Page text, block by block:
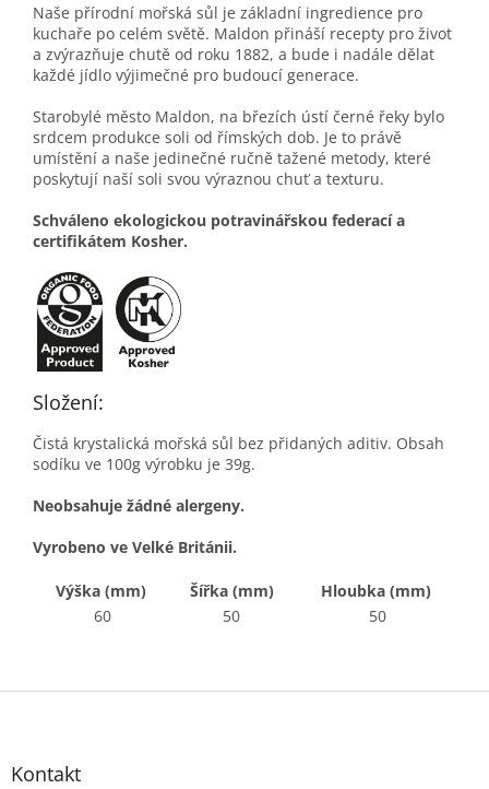
Naše přírodní mořská sůl je základní ingredience pro
kuchaře po celém světě. Maldon přináší recepty pro život
a zvýrazňuje chutě od roku 1882, a bude i nadále dělat
každé jídlo výjimečné pro budoucí generace.
Starobylé město Maldon, na březích ústí černé řeky bylo
srdcem produkce soli od římských dob. Je to právě
umístění a naše jedinečné ručně tažené metody, které
poskytují naší soli svou výraznou chuť a texturu.
Schváleno ekologickou potravinářskou federací a
certifikátem Kosher.
Složení:
Čistá krystalická mořská sůl bez přidaných aditiv. Obsah
sodíku ve 100g výrobku je 39g.
Neobsahuje žádné alergeny.
Vyrobeno ve Velké Británii.
Výška (mm) Šířka (mm)
Hloubka (mm)
60
50 50
Z
Kontakt